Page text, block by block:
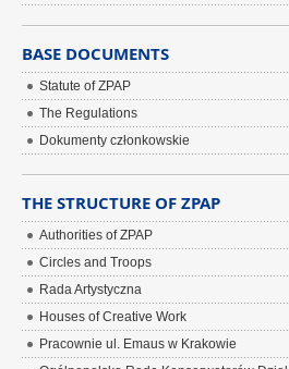
BASE DOCUMENTS
Statute of ZPAP
The Regulations
Dokumenty członkowskie
THE STRUCTURE OF ZPAP
Authorities of ZPAP
Circles and Troops
Rada Artystyczna
Houses of Creative Work
Pracownie ul. Emaus w Krakowie